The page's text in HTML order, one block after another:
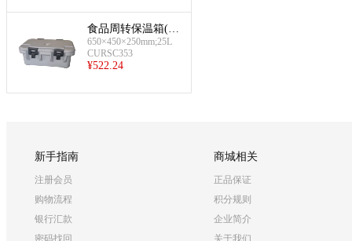
食品周转保温箱(25
L保温箱)
650×450×250mm;25L
CURSC353
¥522.24
新手指南
注册会员
购物流程
银行汇款
密码找回
商城相关
正品保证
积分规则
企业简介
关于我们